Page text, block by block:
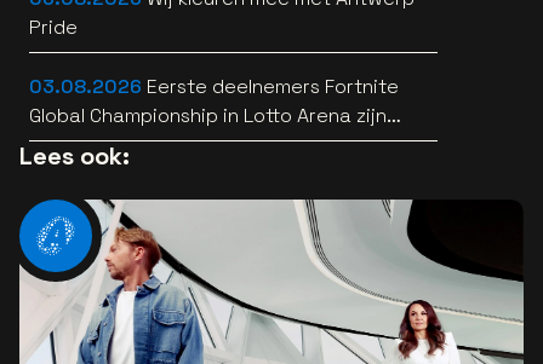
Pride
03.08.2026 Eerste deelnemers Fortnite
Global Championship in Lotto Arena zijn
bekend
Lees ook: